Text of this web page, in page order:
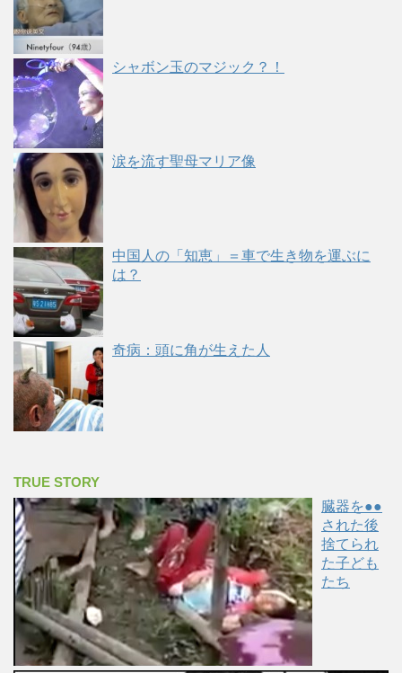
シャボン玉のマジック？！
涙を流す聖母マリア像
中国人の「知恵」＝車で生き物を運ぶに
は？
奇病：頭に角が生えた人
TRUE STORY
臓器を●●
された後
捨てられ
た子ども
たち